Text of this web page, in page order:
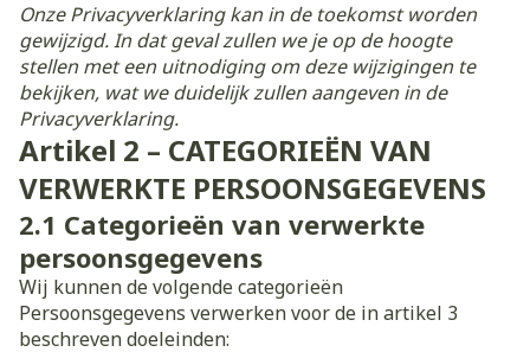
Onze Privacyverklaring kan in de toekomst worden
gewijzigd. In dat geval zullen we je op de hoogte
stellen met een uitnodiging om deze wijzigingen te
bekijken, wat we duidelijk zullen aangeven in de
Privacyverklaring.
Artikel 2 – CATEGORIEËN VAN
VERWERKTE PERSOONSGEGEVENS
2.1 Categorieën van verwerkte
persoonsgegevens
Wij kunnen de volgende categorieën
Persoonsgegevens verwerken voor de in artikel 3
beschreven doeleinden: